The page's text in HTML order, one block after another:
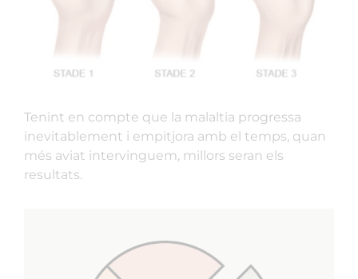
Tenint en compte que la malaltia progressa
inevitablement i empitjora amb el temps, quan
més aviat intervinguem, millors seran els
resultats.